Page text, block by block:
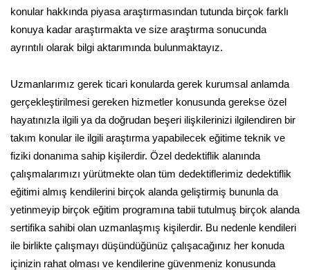
konular hakkında piyasa araştırmasından tutunda birçok farklı
konuya kadar araştırmakta ve size araştırma sonucunda
ayrıntılı olarak bilgi aktarımında bulunmaktayız.
Uzmanlarımız gerek ticari konularda gerek kurumsal anlamda
gerçekleştirilmesi gereken hizmetler konusunda gerekse özel
hayatınızla ilgili ya da doğrudan beşeri ilişkilerinizi ilgilendiren bir
takım konular ile ilgili araştırma yapabilecek eğitime teknik ve
fiziki donanıma sahip kişilerdir. Özel dedektiflik alanında
çalışmalarımızı yürütmekte olan tüm dedektiflerimiz dedektiflik
eğitimi almış kendilerini birçok alanda geliştirmiş bununla da
yetinmeyip birçok eğitim programına tabii tutulmuş birçok alanda
sertifika sahibi olan uzmanlaşmış kişilerdir. Bu nedenle kendileri
ile birlikte çalışmayı düşündüğünüz çalışacağınız her konuda
içinizin rahat olması ve kendilerine güvenmeniz konusunda